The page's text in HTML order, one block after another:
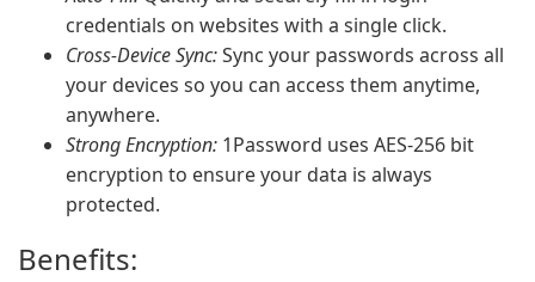
credentials on websites with a single click.
Cross-Device Sync:Sync your passwords across all
your devices so you can access them anytime,
anywhere.
Strong Encryption: 1Password uses AES-256 bit
encryption to ensure your data is always
protected.
Benefits: